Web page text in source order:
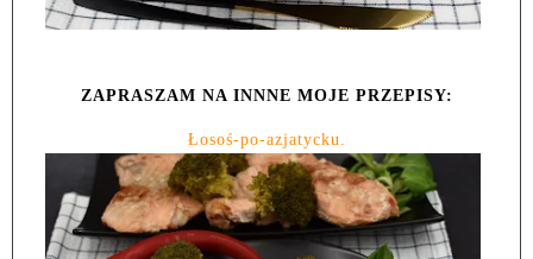
ZAPRASZAM NA INNNE MOJE PRZEPISY:
Łosoś-po-azjatycku.